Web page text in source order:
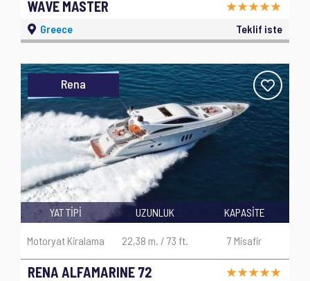
WAVE MASTER
Greece Teklif iste
Rena
RENA ALFAMARINE 72
YAT TİPİ
Motoryat Kiralama
UZUNLUK
22,38 m. / 73 ft.
KAPASİTE
7 Misafir